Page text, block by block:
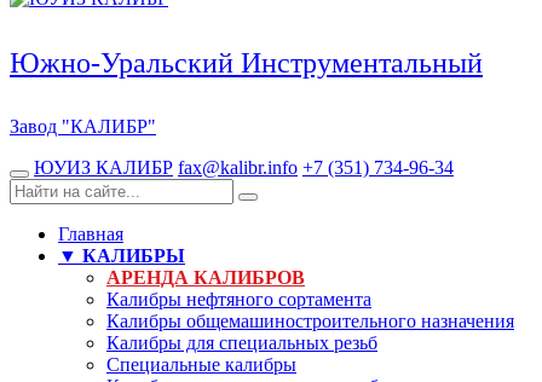
Южно-Уральский Инструментальный
Завод "КАЛИБР"
ЮУИЗ КАЛИБР fax@kalibr.info +7 (351) 734-96-34
Главная
▼ КАЛИБРЫ
АРЕНДА КАЛИБРОВ
Калибры нефтяного сортамента
Калибры общемашиностроительного назначения
Калибры для специальных резьб
Специальные калибры